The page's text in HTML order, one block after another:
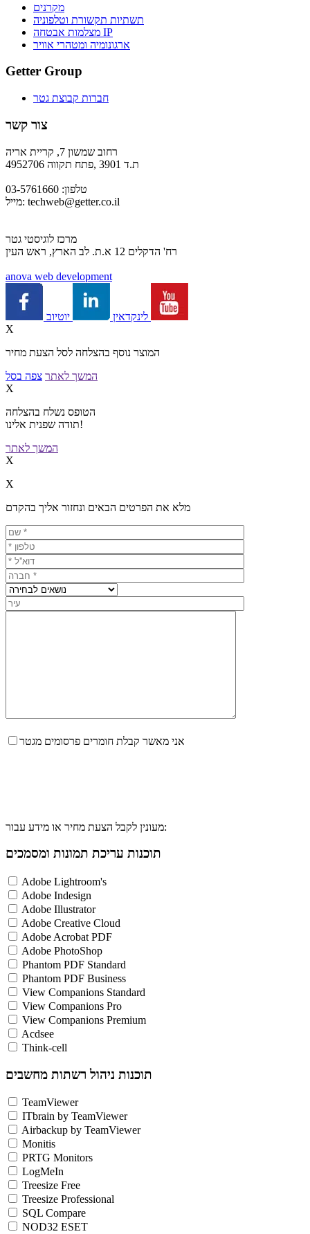
מקרנים
תשתיות תקשורת וטלפוניה
מצלמות אבטחה IP
ארגונומיה ומטהרי אוויר
Getter Group
חברות קבוצת גטר
צור קשר
רחוב שמשון 7, קריית אריה
ת.ד 3901 ,פתח תקווה 4952706
טלפון: 03-5761660
מייל: techweb@getter.co.il
מרכז לוגיסטי גטר
רח' הדקלים 12 א.ת. לב הארץ, ראש העין
anova web development
לינקדאין
X
המוצר נוסף בהצלחה לסל הצעת מחיר
המשך לאתר צפה בסל
X
הטופס נשלח בהצלחה
תודה שפנית אלינו!
המשך לאתר
X
X
מלא את הפרטים הבאים ונחזור אליך בהקדם
אני מאשר קבלת חומרים פרסומים מגטר
מעונין לקבל הצעת מחיר או מידע עבור:
תוכנות עריכת תמונות ומסמכים
Adobe Lightroom's
Adobe Indesign
Adobe Illustrator
Adobe Creative Cloud
Adobe Acrobat PDF
Adobe PhotoShop
Phantom PDF Standard
Phantom PDF Business
View Companions Standard
View Companions Pro
View Companions Premium
Acdsee
Think-cell
תוכנות ניהול רשתות מחשבים
TeamViewer
ITbrain by TeamViewer
Airbackup by TeamViewer
Monitis
PRTG Monitors
LogMeIn
Treesize Free
Treesize Professional
SQL Compare
NOD32 ESET